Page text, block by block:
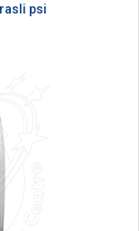
psi